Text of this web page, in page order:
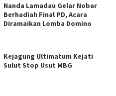
Nanda Lamadau Gelar Nobar
Berhadiah Final PD, Acara
Diramaikan Lomba Domino
Kejagung Ultimatum Kejati
Sulut Stop Usut MBG